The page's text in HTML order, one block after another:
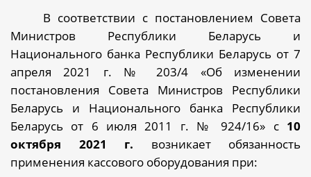
В соответствии с постановлением Совета
Министров Республики Беларусь и
Национального банка Республики Беларусь от 7
апреля 2021 г. № 203/4 «Об изменении
постановления Совета Министров Республики
Беларусь и Национального банка Республики
Беларусь от 6 июля 2011 г. № 924/16» с 10
октября 2021 г. возникает обязанность
применения кассового оборудования при: